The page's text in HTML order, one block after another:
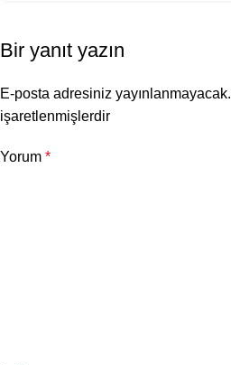
Bir yanıt yazın
E-posta adresiniz yayınlanmayacak.
işaretlenmişlerdir
Yorum *